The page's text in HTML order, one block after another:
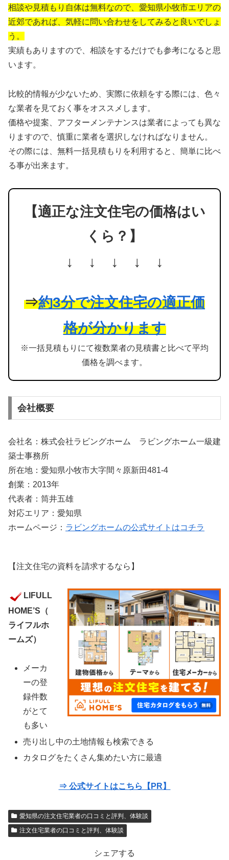
相談や見積もり自体は無料なので、愛知県小牧市エリアの
近郊であれば、気軽に問い合わせをしてみると良いでしょ
う。
実績もありますので、相談をするだけでも参考になると思
います。
比較的情報が少ないため、実際に依頼をする際には、色々
な業者を見ておく事をオススメします。
価格や提案、アフターメンテナンスは業者によっても異な
りますので、慎重に業者を選択しなければなりません。
その際には、無料一括見積もりを利用すると、簡単に比べ
る事が出来ます。
【適正な注文住宅の価格はい
くら？】
↓ ↓ ↓ ↓ ↓
⇒約3分で注文住宅の適正価
格が分かります
※一括見積もりにて複数業者の見積書と比べて平均
価格を調べます。
会社概要
会社名：株式会社ラビングホーム ラビングホーム一級建
築士事務所
所在地：愛知県小牧市大字間々原新田481-4
創業：2013年
代表者：筒井五雄
対応エリア：愛知県
ホームページ： ラビングホームの公式サイトはコチラ
【注文住宅の資料を請求するなら】
LIFULL
HOME’S（
ライフルホ
ームズ）
メーカ
ーの登
録件数
がとて
も多い
売り出し中の土地情報も検索できる
カタログをたくさん集めたい方に最適
⇒ 公式サイトはこちら【PR】
愛知県の注文住宅業者の口コミと評判、体験談
注文住宅業者の口コミと評判、体験談
シェアする